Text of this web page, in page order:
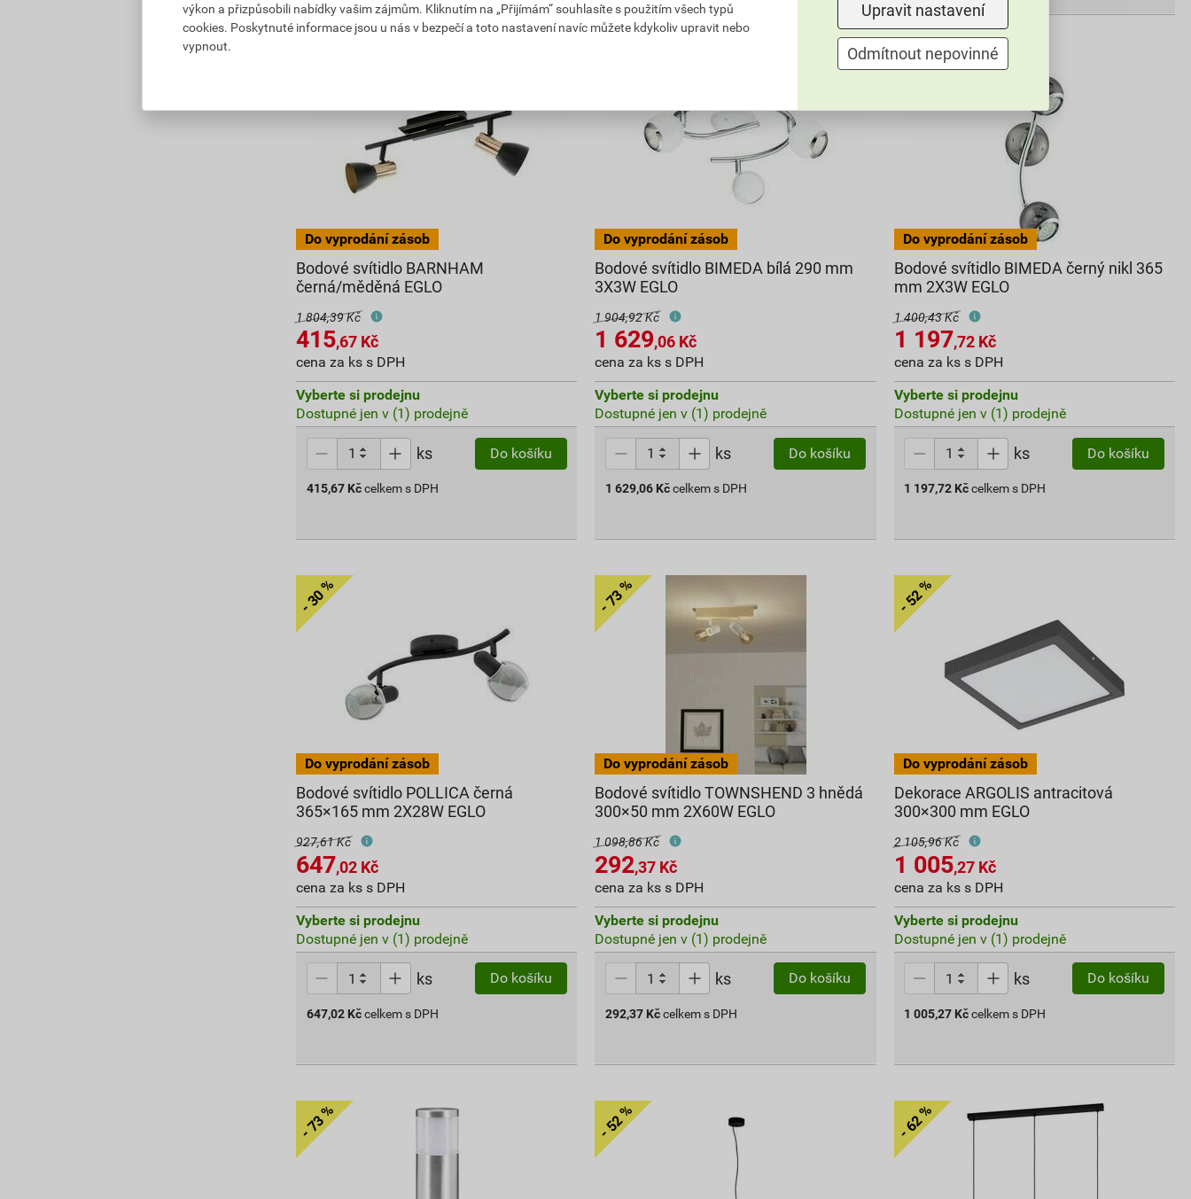
Bodové svítidlo BARNHAM
černá/měděná EGLO
1 804,39 Kč
415,67 Kč
cena za ks s DPH
Vyberte si prodejnu
Dostupné jen v (1) prodejně
ks Do košíku
415,67 Kč celkem s DPH
Bodové svítidlo BIMEDA bílá 290 mm
3X3W EGLO
1 904,92 Kč
1 629,06 Kč
cena za ks s DPH
Vyberte si prodejnu
Dostupné jen v (1) prodejně
ks Do košíku
1 629,06 Kčcelkem s DPH
Bodové svítidlo BIMEDA černý nikl 365
mm 2X3W EGLO
1 400,43 Kč
1 197,72Kč
cena za ks s DPH
Vyberte si prodejnu
Dostupné jen v (1) prodejně
ks Do košíku
1 197,72 Kč celkem s DPH
Bodové svítidlo POLLICA černá
365×165 mm 2X28W EGLO
927,61 Kč
647,02 Kč
cena za ks s DPH
Vyberte si prodejnu
Dostupné jen v (1) prodejně
ks Do košíku
647,02 Kč celkem s DPH
Bodové svítidlo TOWNSHEND 3 hnědá
300×50 mm 2X60W EGLO
1 098,86 Kč
292,37 Kč
cena za ks s DPH
Vyberte si prodejnu
Dostupné jen v (1) prodejně
ks Do košíku
292,37 Kčcelkem s DPH
Dekorace ARGOLIS antracitová
300×300 mm EGLO
2 105,96 Kč
1 005,27Kč
cena za ks s DPH
Vyberte si prodejnu
Dostupné jen v (1) prodejně
ks Do košíku
1 005,27 Kč celkem s DPH
výkon a přizpůsobili nabídky vašim zájmům. Kliknutím na „Přijímám“ souhlasíte s použitím všech typů
cookies. Poskytnuté informace jsou u nás v bezpečí a toto nastavení navíc můžete kdykoliv upravit nebo
vypnout.
Upravit nastavení
Odmítnout nepovinné